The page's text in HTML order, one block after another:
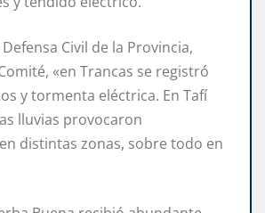
Civil de la Provincia,
«en Trancas se registró
y tormenta eléctrica. En Tafí
lluvias provocaron
distintas zonas, sobre todo en